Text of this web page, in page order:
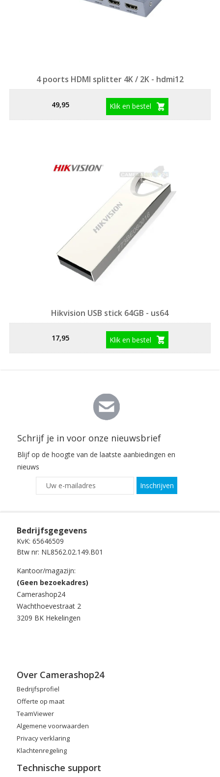
4 poorts HDMI splitter 4K / 2K - hdmi12
49,95 Klik en bestel
Hikvision USB stick 64GB - us64
17,95 Klik en bestel
Schrijf je in voor onze nieuwsbrief
Blijf op de hoogte van de laatste aanbiedingen en
nieuws
Inschrijven
Bedrijfsgegevens
KvK: 65646509
Btw nr: NL8562.02.149.B01
Kantoor/magazijn:
(Geen bezoekadres)
Camerashop24
Wachthoevestraat 2
3209 BK Hekelingen
Over Camerashop24
Bedrijfsprofiel
Offerte op maat
TeamViewer
Algemene voorwaarden
Privacy verklaring
Klachtenregeling
Technische support